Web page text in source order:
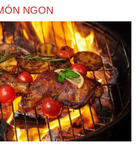
NGON